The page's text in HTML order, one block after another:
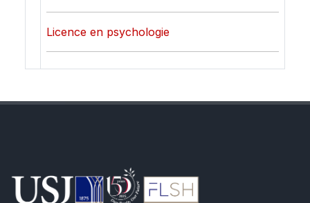
Licence en psychologie